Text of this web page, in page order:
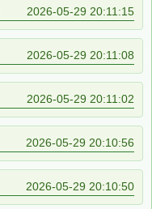
2026-05-29 20:11:15
2026-05-29 20:11:08
2026-05-29 20:11:02
2026-05-29 20:10:56
2026-05-29 20:10:50